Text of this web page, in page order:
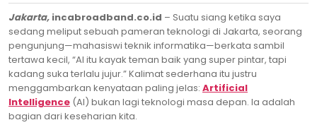
Jakarta, incabroadband.co.id – Suatu siang ketika saya
sedang meliput sebuah pameran teknologi di Jakarta, seorang
pengunjung—mahasiswi teknik informatika—berkata sambil
tertawa kecil, “AI itu kayak teman baik yang super pintar, tapi
kadang suka terlalu jujur.” Kalimat sederhana itu justru
menggambarkan kenyataan paling jelas: Artificial
Intelligence (AI) bukan lagi teknologi masa depan. Ia adalah
bagian dari keseharian kita.